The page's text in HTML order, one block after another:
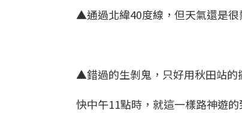
▲通過北緯40度線，但天氣還是很
▲錯過的生剝鬼，只好用秋田站的
快中午11點時，就這一樣路神遊